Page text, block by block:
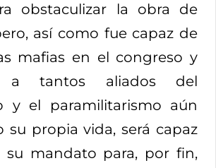
obstaculizar la obra de
así como fue capaz de
mafias en el congreso y
a tantos aliados del
y el paramilitarismo aún
su propia vida, será capaz
su mandato para, por fin,